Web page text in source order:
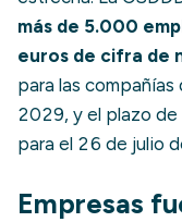
más de 5.000
euros de cifra de
para las
2029, y el plazo
para el 26 de julio
Empresas